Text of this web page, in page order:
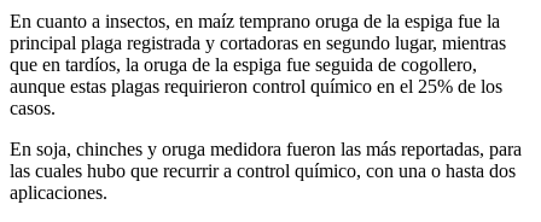
En cuanto a insectos, en maíz temprano oruga de la espiga fue la
principal plaga registrada y cortadoras en segundo lugar, mientras
que en tardíos, la oruga de la espiga fue seguida de cogollero,
aunque estas plagas requirieron control químico en el 25% de los
casos.
En soja, chinches y oruga medidora fueron las más reportadas, para
las cuales hubo que recurrir a control químico, con una o hasta dos
aplicaciones.